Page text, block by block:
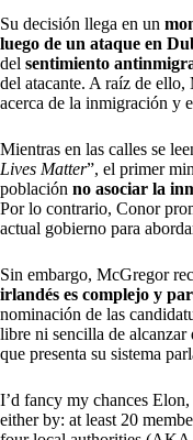
Su decisión llega en un
luego de un ataque en
del sentimiento
del atacante. A raíz de
acerca de la inmigración y
Mientras en las calles se
Lives Matter”, el primer
población no asociar la
Por lo contrario, Conor
actual gobierno para
Sin embargo, McGregor
irlandés es complejo y
nominación de las
libre ni sencilla de alcanzar
que presenta su sistema
I’d fancy my chances
either by: at least 20